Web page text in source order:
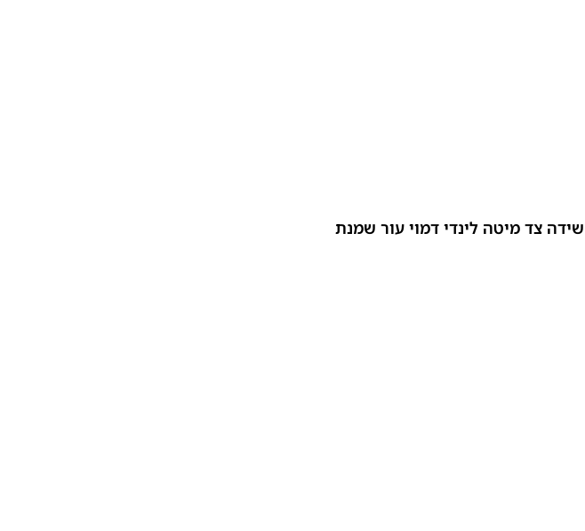
שידה צד מיטה לינדי דמוי עור שמנת